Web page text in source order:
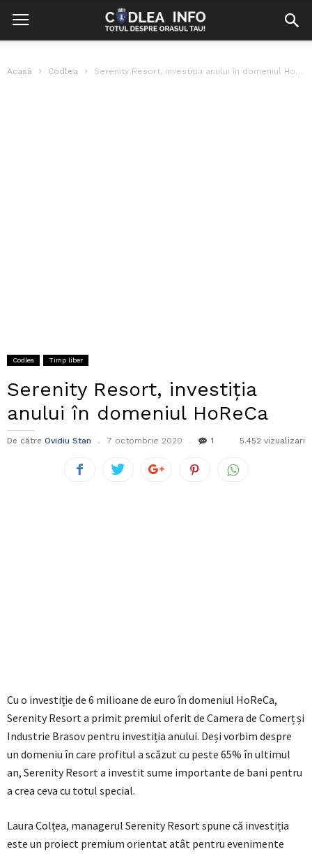
Acasă Codlea Serenity Resort, investiția anului în domeniul HoReCa
Codlea Timp liber
Serenity Resort, investiția
anului în domeniul HoReCa
De către Ovidiu Stan 7 octombrie 2020 1 5.452 vizualizari
Cu o investiție de 6 milioane de euro în domeniul HoReCa,
Serenity Resort a primit premiul oferit de Camera de Comerț și
Industrie Brasov pentru investiția anului. Deși vorbim despre
un domeniu în care profitul a scăzut cu peste 65% în ultimul
an, Serenity Resort a investit sume importante de bani pentru
a crea ceva cu totul special.
Laura Colțea, managerul Serenity Resort spune că investiția
este un proiect premium orientat atât pentru evenimente